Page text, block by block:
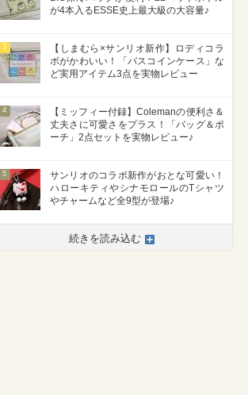
が4本入るESSE史上最大級の大容量♪
3
【しまむら×サンリオ新作】ロディコラ
ボがかわいい！「パスコインケース」な
ど実用アイテム3点を実物レビュー
4
【ミッフィー付録】Colemanの便利さ＆
丈夫さに可愛さをプラス！「バッグ＆ポ
ーチ」2点セットを実物レビュー♪
5
サンリオのコラボ新作がおとな可愛い！
ハローキティやシナモロールのTシャツ
やチャームなど全9型が登場♪
続きを読み込む